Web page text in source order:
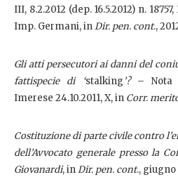
III, 8.2.2012 (dep. 16.5.2012) n.
Imp. Germani, inDir. pen. cont.,
Gli atti persecutori ai danni del
fattispecie di ‘stalking’? – Nota
Imerese 24.10.2011, X, in Corr.
Costituzione di parte civile contro
dell’Avvocato generale presso la
Giovanardi, inDir. pen. cont., giugno